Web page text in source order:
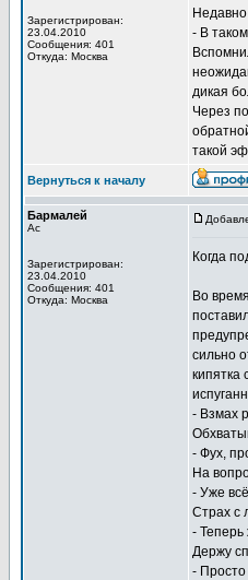
Зарегистрирован:
23.04.2010
Сообщения: 401
Откуда: Москва
- В
дикая
Через
такой
Вернуться к началу
Бармалей
Ас
Зарегистрирован:
23.04.2010
Сообщения: 401
Откуда: Москва
Когда
Во
сильно
кипятка
- Взмах
- Фух,
На
- Уже
Страх с
- Теперь
Держу
-